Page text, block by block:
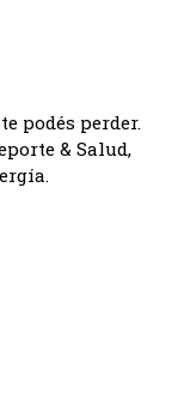
podés perder.
& Salud,